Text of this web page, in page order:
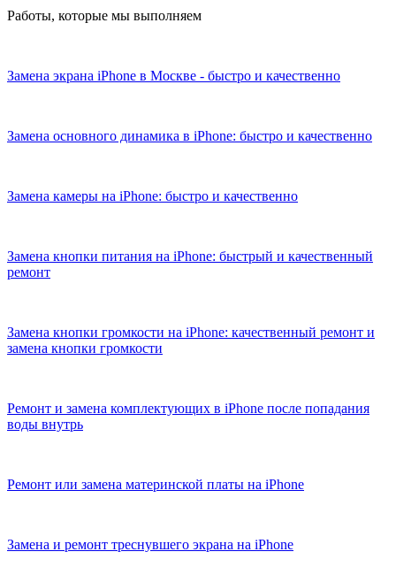
Работы, которые мы выполняем
Замена экрана iPhone в Москве - быстро и качественно
Замена основного динамика в iPhone: быстро и качественно
Замена камеры на iPhone: быстро и качественно
Замена кнопки питания на iPhone: быстрый и качественный
ремонт
Замена кнопки громкости на iPhone: качественный ремонт и
замена кнопки громкости
Ремонт и замена комплектующих в iPhone после попадания
воды внутрь
Ремонт или замена материнской платы на iPhone
Замена и ремонт треснувшего экрана на iPhone